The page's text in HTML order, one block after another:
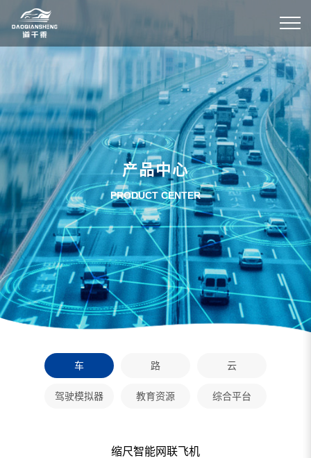
产品中心
PRODUCT CENTER
车 路 云
驾驶模拟器 教育资源 综合平台
缩尺智能网联飞机